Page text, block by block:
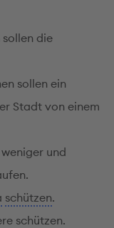
sollen die
sollen ein
Stadt von einem
und
schützen.
schützen.